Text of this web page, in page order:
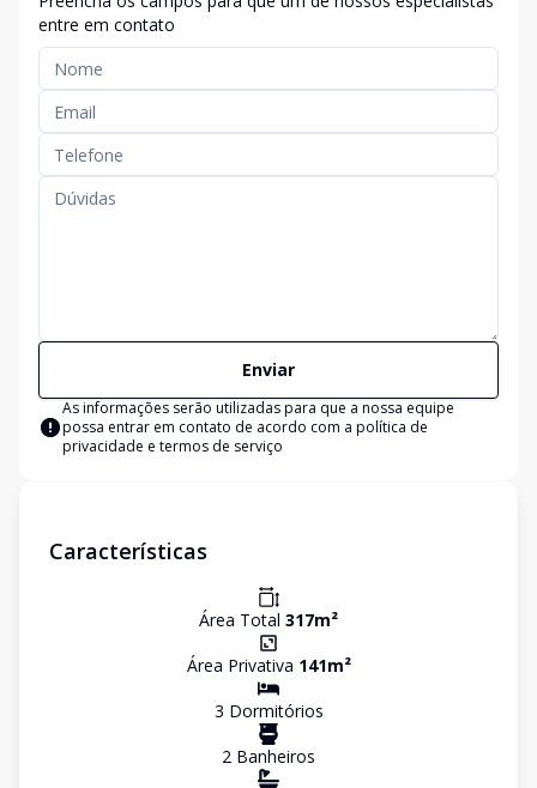
entre em contato
Enviar
As informações serão utilizadas para que a nossa equipe
possa entrar em contato de acordo com a política de
privacidade e termos de serviço
Características
Área Total 317m²
Área Privativa 141m²
3 Dormitórios
2 Banheiros